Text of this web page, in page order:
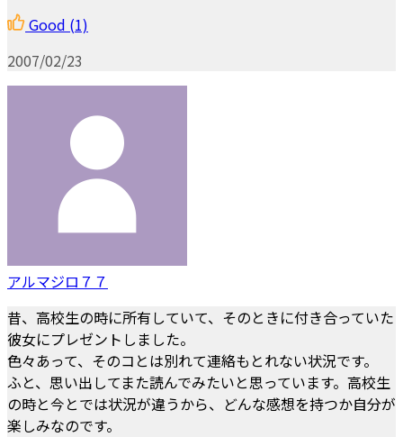
Good (1)
2007/02/23
アルマジロ７７
昔、高校生の時に所有していて、そのときに付き合っていた
彼女にプレゼントしました。
色々あって、そのコとは別れて連絡もとれない状況です。
ふと、思い出してまた読んでみたいと思っています。高校生
の時と今とでは状況が違うから、どんな感想を持つか自分が
楽しみなのです。